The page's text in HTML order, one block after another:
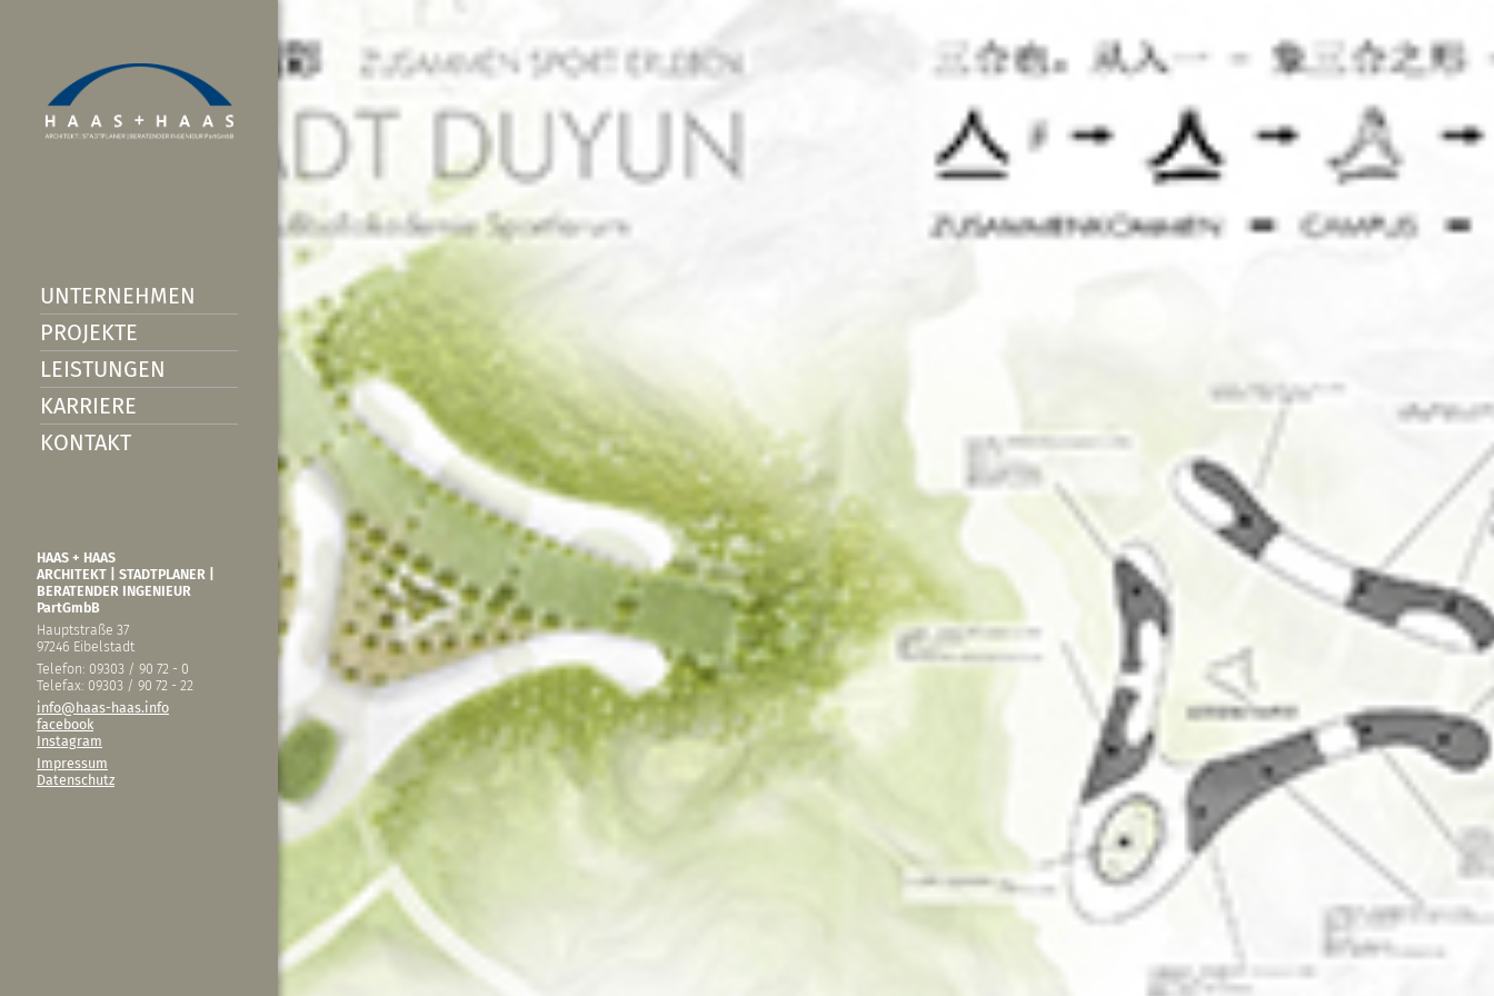
UNTERNEHMEN
PROJEKTE
LEISTUNGEN
KARRIERE
KONTAKT
HAAS + HAAS
ARCHITEKT | STADTPLANER |
BERATENDER INGENIEUR
PartGmbB
Hauptstraße 37
97246 Eibelstadt
Telefon: 09303 / 90 72 - 0
Telefax: 09303 / 90 72 - 22
info@haas-haas.info
facebook
Instagram
Impressum
Datenschutz